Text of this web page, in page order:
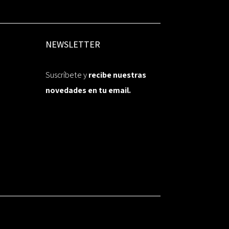
NEWSLETTER
Suscríbete yrecibe nuestras
novedades en tu email.